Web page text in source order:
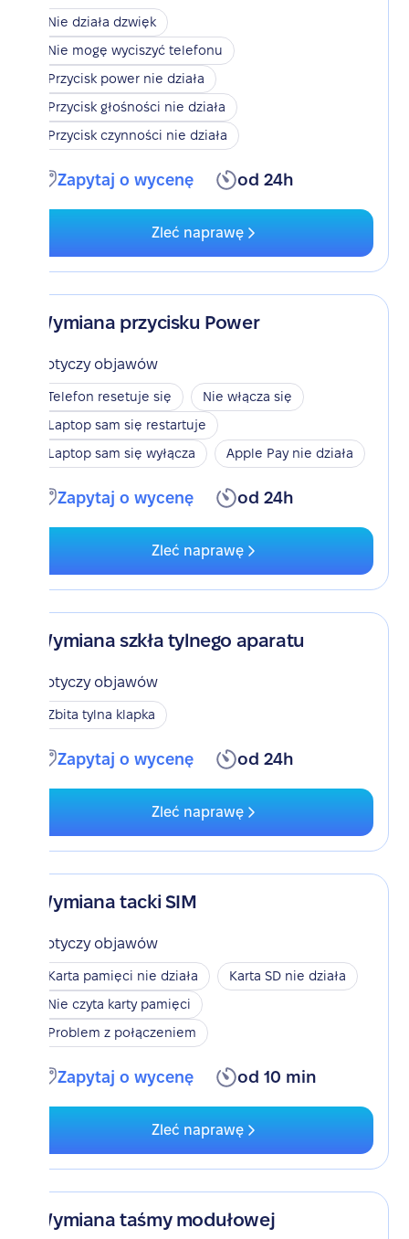
Nie działa dzwięk
Nie mogę wyciszyć telefonu
Przycisk power nie działa
Przycisk głośności nie działa
Przycisk czynności nie działa
Zapytaj o wycenę od 24h
Zleć naprawę
Wymiana przycisku Power
Dotyczy objawów
Telefon resetuje się
Nie włącza się
Laptop sam się restartuje
Laptop sam się wyłącza
Apple Pay nie działa
Zapytaj o wycenę od 24h
Zleć naprawę
Wymiana szkła tylnego aparatu
Dotyczy objawów
Zbita tylna klapka
Zapytaj o wycenę od 24h
Zleć naprawę
Wymiana tacki SIM
Dotyczy objawów
Karta pamięci nie działa
Karta SD nie działa
Nie czyta karty pamięci
Problem z połączeniem
Zapytaj o wycenę od 10 min
Zleć naprawę
Wymiana taśmy modułowej